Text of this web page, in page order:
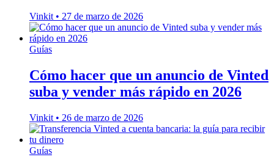
Vinkit • 27 de marzo de 2026
Guías
Cómo hacer que un anuncio de Vinted
suba y vender más rápido en 2026
Vinkit • 26 de marzo de 2026
Guías